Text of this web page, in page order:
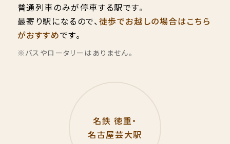
普通列車のみが停車する駅です。
最寄り駅になるので、 徒歩でお越しの場合はこちら
がおすすめです。
※バスやロータリーはありません。
名鉄 徳重・
名古屋芸大駅